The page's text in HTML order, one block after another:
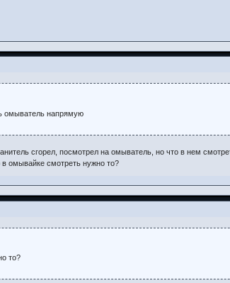
омыватель напрямую
сгорел, посмотрел на омыватель, но что в нем
омывайке смотреть нужно то?
то?